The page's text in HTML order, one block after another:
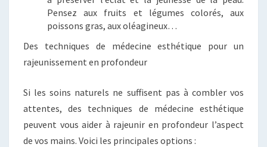
Pensez aux fruits et légumes colorés, aux
poissons gras, aux oléagineux…
Des techniques de médecine esthétique pour un
rajeunissement en profondeur
Si les soins naturels ne suffisent pas à combler vos
attentes, des techniques de médecine esthétique
peuvent vous aider à rajeunir en profondeur l’aspect
de vos mains. Voici les principales options :